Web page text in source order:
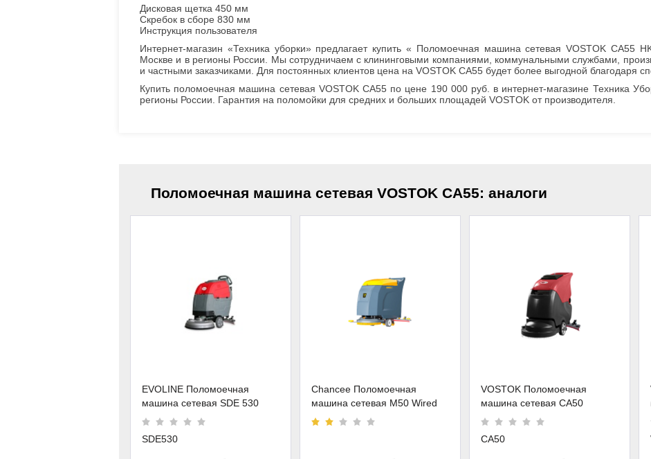
Дисковая щетка 450 мм
Скребок в сборе 830 мм
Инструкция пользователя
Интернет-магазин «Техника уборки» предлагает купить « Поломоечная машина сетевая VOSTOK CA55
Москве и в регионы России. Мы сотрудничаем с клининговыми компаниями, коммунальными службами,
и частными заказчиками. Для постоянных клиентов цена на VOSTOK CA55 будет более выгодной благодаря
Купить поломоечная машина сетевая VOSTOK CA55 по цене 190 000 руб. в интернет-магазине Техника
регионы России. Гарантия на поломойки для средних и больших площадей VOSTOK от производителя.
Поломоечная машина сетевая VOSTOK CA55: аналоги
EVOLINE Поломоечная
машина сетевая SDE 530
SDE530
Chancee Поломоечная
машина сетевая M50 Wired
VOSTOK Поломоечная
машина сетевая CA50
CA50